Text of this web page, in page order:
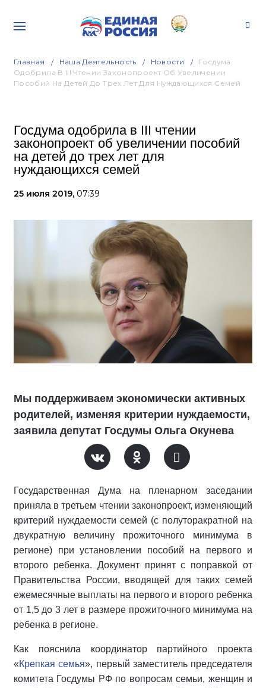
Главная Наша Деятельность Новости
Госдума
Одобрила В III Чтении Законопроект Об Увеличении
Пособий На Детей До Трех Лет Для Нуждающихся Семей
Госдума одобрила в III чтении
законопроект об увеличении пособий
на детей до трех лет для
нуждающихся семей
25 июля 2019, 07:39
Мы поддерживаем экономически активных
родителей, изменяя критерии нуждаемости,
заявила депутат Госдумы Ольга Окунева
Государственная Дума на пленарном заседании
приняла в третьем чтении законопроект, изменяющий
критерий нуждаемости семей (с полуторакратной на
двукратную величину прожиточного минимума в
регионе) при установлении пособий на первого и
второго ребенка. Документ принят с поправкой от
Правительства России, вводящей для таких семей
ежемесячные выплаты на первого и второго ребенка
от 1,5 до 3 лет в размере прожиточного минимума на
ребенка в регионе.
Как пояснила координатор партийного проекта
«Крепкая семья», первый заместитель председателя
комитета Госдумы РФ по вопросам семьи, женщин и